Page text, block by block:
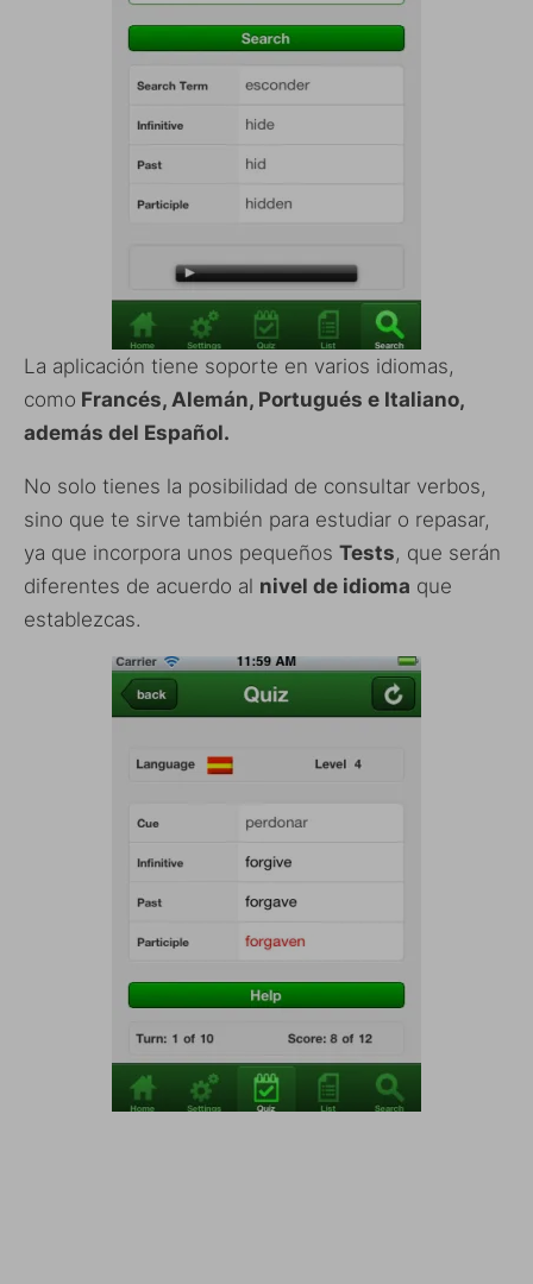
La aplicación tiene soporte en varios idiomas,
como Francés, Alemán, Portugués e Italiano,
además del Español.
No solo tienes la posibilidad de consultar verbos,
sino que te sirve también para estudiar o repasar,
ya que incorpora unos pequeños Tests, que serán
diferentes de acuerdo al nivel de idioma que
establezcas.